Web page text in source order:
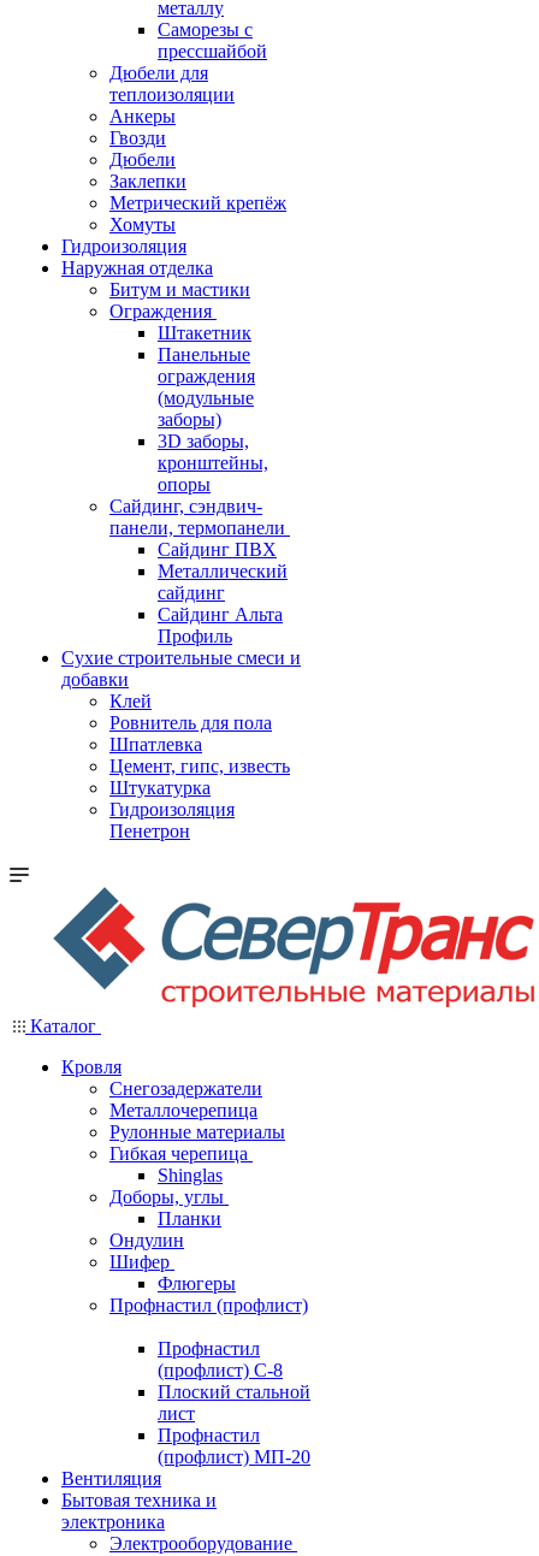
металлу
Саморезы с
прессшайбой
Дюбели для
теплоизоляции
Анкеры
Гвозди
Дюбели
Заклепки
Метрический крепёж
Хомуты
Гидроизоляция
Наружная отделка
Битум и мастики
Ограждения
Штакетник
Панельные
ограждения
(модульные
заборы)
3D заборы,
кронштейны,
опоры
Cайдинг, сэндвич-
панели, термопанели
Сайдинг ПВХ
Металлический
сайдинг
Сайдинг Альта
Профиль
Сухие строительные смеси и
добавки
Клей
Ровнитель для пола
Шпатлевка
Цемент, гипс, известь
Штукатурка
Гидроизоляция
Пенетрон
Каталог
Кровля
Снегозадержатели
Металлочерепица
Рулонные материалы
Гибкая черепица
Shinglas
Доборы, углы
Планки
Ондулин
Шифер
Флюгеры
Профнастил (профлист)
Профнастил
(профлист) С-8
Плоский стальной
лист
Профнастил
(профлист) МП-20
Вентиляция
Бытовая техника и
электроника
Электрооборудование